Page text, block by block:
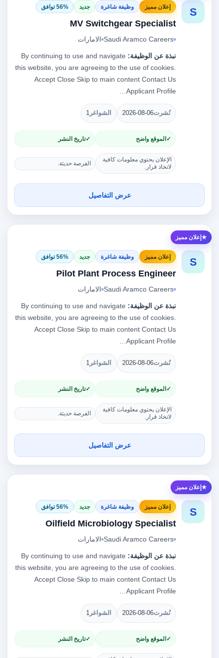
S إعلان مميز وظيفة شاغرة جديد 56% توافق
MV Switchgear Specialist
Saudi Aramco Careers الامارات
نبذة عن الوظيفة: By continuing to use and navigate
this website, you are agreeing to the use of cookies.
Accept Close Skip to main content Contact Us
Applicant Profile…
نُشرت2026-08-06 الشواغر 1
الموقع واضح تاريخ النشر
الإعلان يحتوي معلومات كافية
لاتخاذ قرار.
الفرصة حديثة.
عرض التفاصيل
إعلان مميز
S إعلان مميز وظيفة شاغرة جديد 56% توافق
Pilot Plant Process Engineer
Saudi Aramco Careers الامارات
نبذة عن الوظيفة: By continuing to use and navigate
this website, you are agreeing to the use of cookies.
Accept Close Skip to main content Contact Us
Applicant Profile…
نُشرت2026-08-06 الشواغر 1
الموقع واضح تاريخ النشر
الإعلان يحتوي معلومات كافية
لاتخاذ قرار.
الفرصة حديثة.
عرض التفاصيل
إعلان مميز
S إعلان مميز وظيفة شاغرة جديد 56% توافق
Oilfield Microbiology Specialist
Saudi Aramco Careers الامارات
نبذة عن الوظيفة: By continuing to use and navigate
this website, you are agreeing to the use of cookies.
Accept Close Skip to main content Contact Us
Applicant Profile…
نُشرت2026-08-06 الشواغر 1
الموقع واضح تاريخ النشر